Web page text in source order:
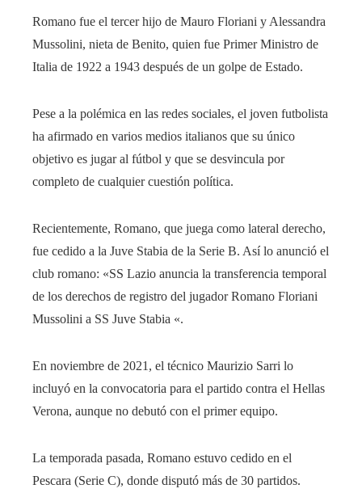
Romano fue el tercer hijo de Mauro Floriani y Alessandra
Mussolini, nieta de Benito, quien fue Primer Ministro de
Italia de 1922 a 1943 después de un golpe de Estado.
Pese a la polémica en las redes sociales, el joven futbolista
ha afirmado en varios medios italianos que su único
objetivo es jugar al fútbol y que se desvincula por
completo de cualquier cuestión política.
Recientemente, Romano, que juega como lateral derecho,
fue cedido a la Juve Stabia de la Serie B. Así lo anunció el
club romano: «SS Lazio anuncia la transferencia temporal
de los derechos de registro del jugador Romano Floriani
Mussolini a SS Juve Stabia «.
En noviembre de 2021, el técnico Maurizio Sarri lo
incluyó en la convocatoria para el partido contra el Hellas
Verona, aunque no debutó con el primer equipo.
La temporada pasada, Romano estuvo cedido en el
Pescara (Serie C), donde disputó más de 30 partidos.